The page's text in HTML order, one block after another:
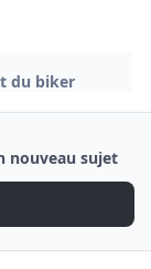
du biker
nouveau sujet